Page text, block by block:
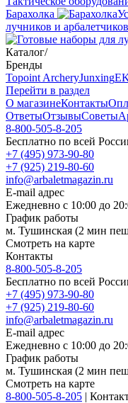
Барахолка
лучников и арбалетчиков
Каталог/
Бренды
Topoint ArcheryJunxing
Перейти в раздел
О магазинеКонтакты
ОтветыОтзывыСоветы
8-800-505-8-205
Бесплатно по всей
+7 (495) 973-90-80
+7 (925) 219-80-60
info@arbaletmagazin.ru
E-mail адрес
Ежедневно с 10:00 до
График работы
м. Тушинская (2 мин
Смотреть на карте
Контакты
8-800-505-8-205
Бесплатно по всей
+7 (495) 973-90-80
+7 (925) 219-80-60
info@arbaletmagazin.ru
E-mail адрес
Ежедневно с 10:00 до
График работы
м. Тушинская (2 мин
Смотреть на карте
8-800-505-8-205 |